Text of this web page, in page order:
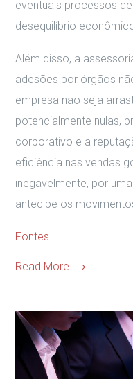
eventuais processos
desequilíbrio
Além disso, a
adesões por órgãos
empresa não seja
potencialmente nulas,
corporativo e a
eficiência nas vendas
inegavelmente, por
antecipe os
Fontes
Read More